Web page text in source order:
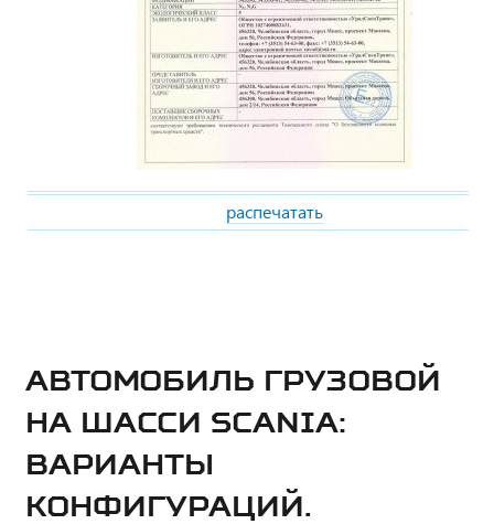
распечатать
АВТОМОБИЛЬ ГРУЗОВОЙ
НА ШАССИ SCANIA:
ВАРИАНТЫ
КОНФИГУРАЦИЙ.